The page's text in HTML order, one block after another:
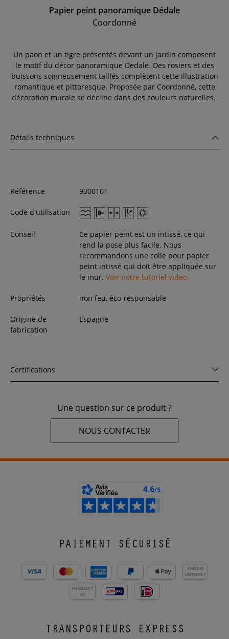
Papier peint panoramique Dédale
Coordonné
Un paon et un tigre présentés devant un jardin composent
le motif du décor panoramique Dedale. Des rosiers et des
buissons soigneusement taillés complètent cette illustration
romantique et pittoresque. Proposée par Coordonné, cette
décoration murale se décline dans des couleurs naturelles.
Détails techniques
Référence 9300101
Code d'utilisation
Conseil
Ce papier peint est un intissé, ce qui
rend la pose plus facile. Nous
recommandons une colle pour papier
peint intissé qui doit être appliquée sur
le mur. Voir notre tutoriel video.
Propriétés non feu, éco-responsable
Origine de
fabrication
Espagne
Certifications
Une question sur ce produit ?
NOUS CONTACTER
PAIEMENT SÉCURISÉ
CHÈQUE
VIREMENT
PAIEMENT
X3
TRANSPORTEURS EXPRESS